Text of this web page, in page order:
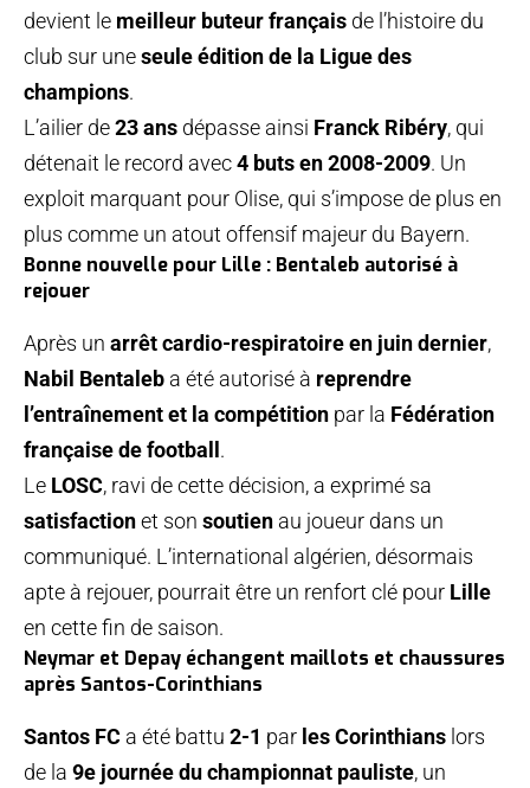
devient le meilleur buteur français de l’histoire du
club sur uneseule édition de la Ligue des
champions.
L’ailier de23 ans dépasse ainsi Franck Ribéry, qui
détenait le record avec4 buts en 2008-2009. Un
exploit marquant pour Olise, qui s’impose de plus en
plus comme un atout offensif majeur du Bayern.
Bonne nouvelle pour Lille : Bentaleb autorisé à
rejouer
Après un arrêt cardio-respiratoire en juin dernier,
Nabil Bentaleb a été autorisé à reprendre
l’entraînement et la compétition par la Fédération
française de football .
Le LOSC, ravi de cette décision, a exprimé sa
satisfactionet son soutien au joueur dans un
communiqué. L’international algérien, désormais
apte à rejouer, pourrait être un renfort clé pour Lille
en cette fin de saison.
Neymar et Depay échangent maillots et chaussures
après Santos-Corinthians
Santos FC a été battu 2-1 par les Corinthians lors
de la 9e journée du championnat pauliste, un